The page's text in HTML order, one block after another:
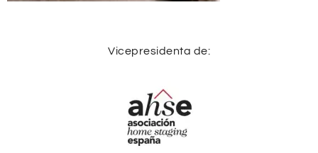
Vicepresidenta de: